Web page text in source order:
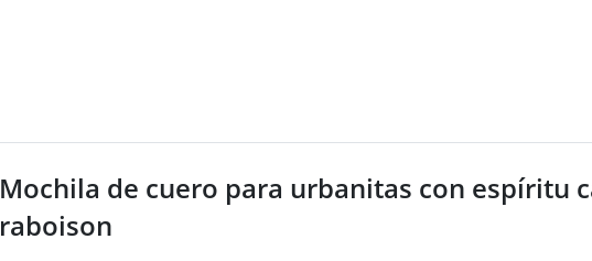
Mochila de cuero para urbanitas con espíritu
raboison